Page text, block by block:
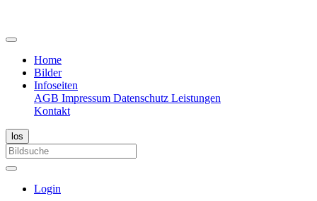
Home
Bilder
Infoseiten
AGB Impressum Datenschutz Leistungen
Kontakt
Login